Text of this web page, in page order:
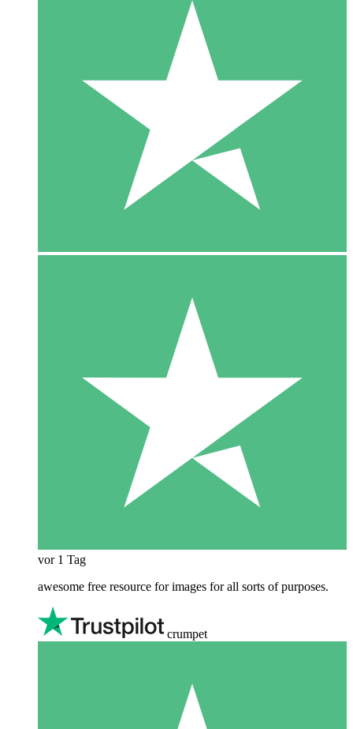
vor 1 Tag
awesome free resource for images for all sorts of purposes.
crumpet